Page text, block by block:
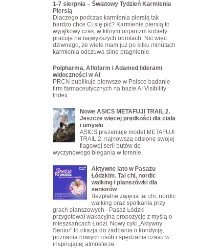
1-7 sierpnia – Światowy Tydzień Karmienia
Piersią
Dlaczego podczas karmienia piersią tak
bardzo chce Ci się pić? Karmienie piersią to
wyjątkowy czas, w którym organizm kobiety
pracuje na najwyższych obrotach. Nic więc
dziwnego, że wiele mam już po kilku minutach
karmienia odczuwa silne pragnienie.
Polpharma, Aflofarm i Adamed liderami
widoczności w AI
PRCN publikuje pierwsze w Polsce badanie
firm farmaceutycznych na bazie AI Visibility
Index
Nowe ASICS METAFUJI TRAIL 2.
Jeszcze więcej prędkości dla ciała
i umysłu
ASICS prezentuje model METAFUJI
TRAIL 2, najnowszą odsłonę swojej
flagowej serii butów do
wyczynowego biegania w terenie.
Aktywne lato w Pasażu
Łódzkim. Tai chi, nordic
walking i planszówki dla
seniorów
Bezpłatne zajęcia tai chi, nordic
walking oraz spotkania przy
grach planszowych - Pasaż Łódzki
przygotował wakacyjną propozycję z myślą o
mieszkańcach Łodzi. Nowy cykl „Aktywny
Senior" to okazja do zadbania o kondycję,
poznania nowych osób i spędzania czasu w
inspirującej atmosferze.